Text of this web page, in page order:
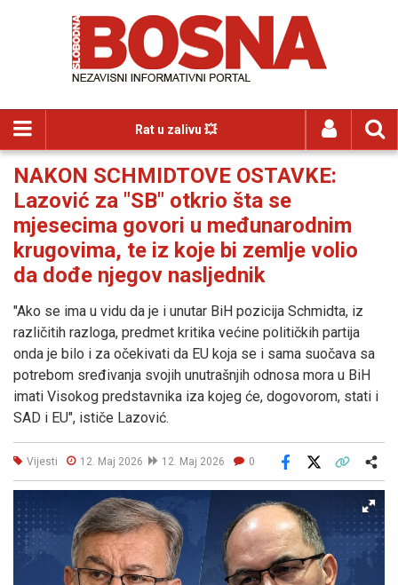
Rat u zalivu 💥
NAKON SCHMIDTOVE OSTAVKE:
Lazović za "SB" otkrio šta se
mjesecima govori u međunarodnim
krugovima, te iz koje bi zemlje volio
da dođe njegov nasljednik
"Ako se ima u vidu da je i unutar BiH pozicija Schmidta, iz
različitih razloga, predmet kritika većine političkih partija
onda je bilo i za očekivati da EU koja se i sama suočava sa
potrebom sređivanja svojih unutrašnjih odnosa mora u BiH
imati Visokog predstavnika iza kojeg će, dogovorom, stati i
SAD i EU", ističe Lazović.
Vijesti 12. Maj 2026 12. Maj 2026 0
Facebook